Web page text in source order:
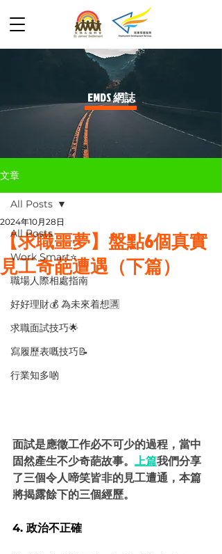
​EMDS 網誌
文章
All Posts
Work Smart⭐️
職場人際相處指南
好好理財💰 為未來着想🈵
求職面試技巧🌟
寫履歷表嘅技巧📝
行業知多啲
All Posts
【求職噩夢】盤點6個真實
見工奇葩遭遇（下篇）
2024年10月28日
面試是應徵工作必不可少的過程，當中
固然產生不少奇葩故事。 上篇我們分享
了三個令人啼笑皆非的見工遭通，本篇
將揭露餘下的三個經歷。
4. 政治不正確